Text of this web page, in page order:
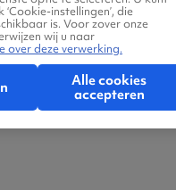
instellingen’, die
is. Voor zover onze
wij u naar
over deze verwerking.
Alle cookies
accepteren